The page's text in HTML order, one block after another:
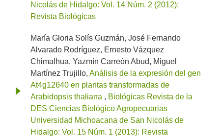
Nicolás de Hidalgo: Vol. 14 Núm. 2 (2012):
Revista Biológicas
María Gloria Solís Guzmán, José Fernando
Alvarado Rodríguez, Ernesto Vázquez
Chimalhua, Yazmín Carreón Abud, Miguel
Martínez Trujillo, Análisis de la expresión del gen
At4g12640 en plantas transformadas de
Arabidopsis thaliana , Biológicas Revista de la
DES Ciencias Biológico Agropecuarias
Universidad Michoacana de San Nicolás de
Hidalgo: Vol. 15 Núm. 1 (2013): Revista